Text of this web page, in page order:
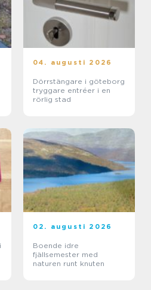
04. augusti 2026
Dörrstängare i göteborg
tryggare entréer i en
rörlig stad
02. augusti 2026
Boende idre
fjällsemester med
naturen runt knuten